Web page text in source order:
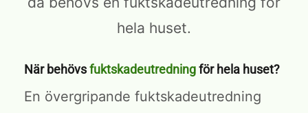
hela huset.
När behövs fuktskadeutredningför hela huset?
En övergripande fuktskadeutredning